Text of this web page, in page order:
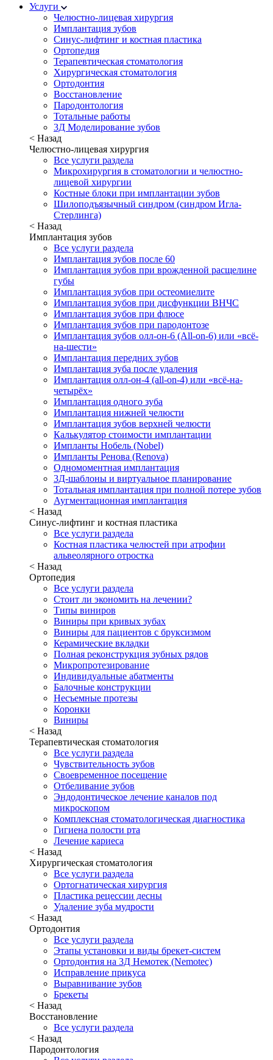
Услуги
Челюстно-лицевая хирургия
Имплантация зубов
Синус-лифтинг и костная пластика
Ортопедия
Терапевтическая стоматология
Хирургическая стоматология
Ортодонтия
Восстановление
Пародонтология
Тотальные работы
3Д Моделирование зубов
< Назад
Челюстно-лицевая хирургия
Все услуги раздела
Микрохирургия в стоматологии и челюстно-
лицевой хирургии
Костные блоки при имплантации зубов
Шилоподъязычный синдром (синдром Игла-
Стерлинга)
< Назад
Имплантация зубов
Все услуги раздела
Имплантация зубов после 60
Имплантация зубов при врожденной расщелине
губы
Имплантация зубов при остеомиелите
Имплантация зубов при дисфункции ВНЧС
Имплантация зубов при флюсе
Имплантация зубов при пародонтозе
Имплантация зубов олл-он-6 (All-on-6) или «всё-
на-шести»
Имплантация передних зубов
Имплантация зуба после удаления
Имплантация олл-он-4 (all-on-4) или «всё-на-
четырёх»
Имплантация одного зуба
Имплантация нижней челюсти
Имплантация зубов верхней челюсти
Калькулятор стоимости имплантации
Импланты Нобель (Nobel)
Импланты Ренова (Renova)
Одномоментная имплантация
3Д-шаблоны и виртуальное планирование
Тотальная имплантация при полной потере зубов
Аугментационная имплантация
< Назад
Синус-лифтинг и костная пластика
Все услуги раздела
Костная пластика челюстей при атрофии
альвеолярного отростка
< Назад
Ортопедия
Все услуги раздела
Стоит ли экономить на лечении?
Типы виниров
Виниры при кривых зубах
Виниры для пациентов с бруксизмом
Керамические вкладки
Полная реконструкция зубных рядов
Микропротезирование
Индивидуальные абатменты
Балочные конструкции
Несъемные протезы
Коронки
Виниры
< Назад
Терапевтическая стоматология
Все услуги раздела
Чувствительность зубов
Своевременное посещение
Отбеливание зубов
Эндодонтическое лечение каналов под
микроскопом
Комплексная стоматологическая диагностика
Гигиена полости рта
Лечение кариеса
< Назад
Хирургическая стоматология
Все услуги раздела
Ортогнатическая хирургия
Пластика рецессии десны
Удаление зуба мудрости
< Назад
Ортодонтия
Все услуги раздела
Этапы установки и виды брекет-систем
Ортодонтия на 3Д Немотек (Nemotec)
Исправление прикуса
Выравнивание зубов
Брекеты
< Назад
Восстановление
Все услуги раздела
< Назад
Пародонтология